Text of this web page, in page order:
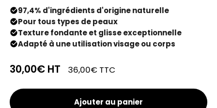
97,4% d'ingrédients d'origine naturelle
Pour tous types de peaux
Texture fondante et glisse exceptionnelle
Adapté à une utilisation visage ou corps
30,00€ HT 36,00€ TTC
Ajouter au panier